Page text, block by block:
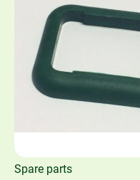
Spare parts